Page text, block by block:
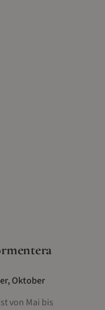
Oktober
von Mai bis